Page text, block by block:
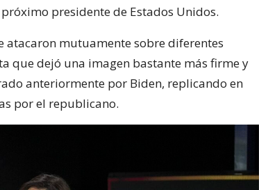
presidente de Estados Unidos.
atacaron mutuamente sobre diferentes
que dejó una imagen bastante más firme y
anteriormente por Biden, replicando en
por el republicano.